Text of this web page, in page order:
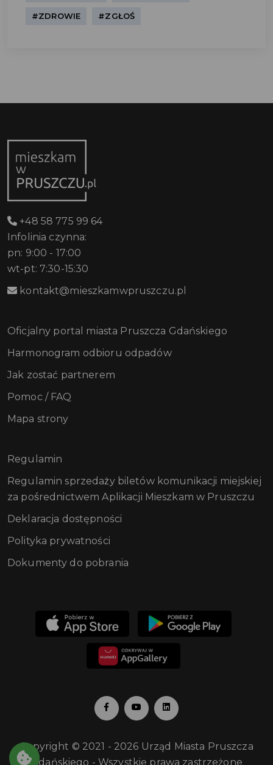
#ZDROWIE #ZGŁOŚ
+48 58 775 99 64
Infolinia czynna:
pn: 9:00 - 17:00
wt-pt: 7:30-15:30
kontakt@mieszkamwpruszczu.pl
Oficjalny portal miasta Pruszcza Gdańskiego
Harmonogram odbioru odpadów
Jak zostać partnerem
Pomoc / FAQ
Mapa strony
Regulamin
Regulamin sprzedaży biletów komunikacji miejskiej
za pośrednictwem Aplikacji Mieszkam w Pruszczu
Deklaracja dostępności
Polityka prywatności
Dokumenty do pobrania
Copyright © 2021 - 2026 Urząd Miasta Pruszcza
Gdańskiego - Wszystkie prawa zastrzeżone